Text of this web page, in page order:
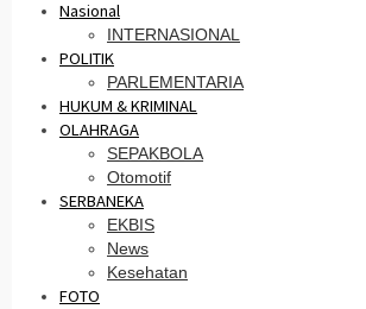
Nasional
INTERNASIONAL
POLITIK
PARLEMENTARIA
HUKUM & KRIMINAL
OLAHRAGA
SEPAKBOLA
Otomotif
SERBANEKA
EKBIS
News
Kesehatan
FOTO